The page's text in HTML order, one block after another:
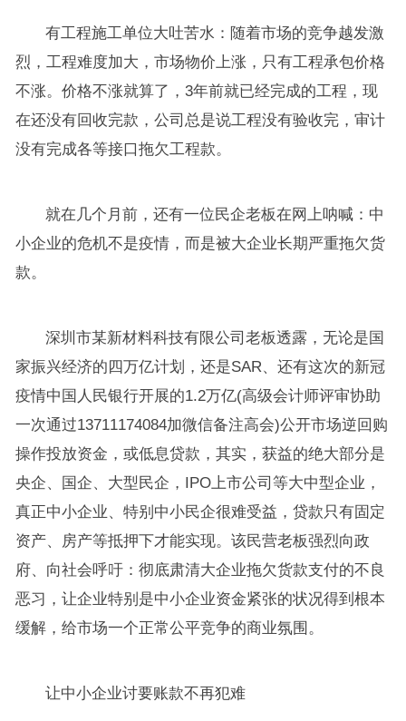
有工程施工单位大吐苦水：随着市场的竞争越发激
烈，工程难度加大，市场物价上涨，只有工程承包价格
不涨。价格不涨就算了，3年前就已经完成的工程，现
在还没有回收完款，公司总是说工程没有验收完，审计
没有完成各等接口拖欠工程款。
就在几个月前，还有一位民企老板在网上呐喊：中
小企业的危机不是疫情，而是被大企业长期严重拖欠货
款。
深圳市某新材料科技有限公司老板透露，无论是国
家振兴经济的四万亿计划，还是SAR、还有这次的新冠
疫情中国人民银行开展的1.2万亿(高级会计师评审协助
一次通过13711174084加微信备注高会)公开市场逆回购
操作投放资金，或低息贷款，其实，获益的绝大部分是
央企、国企、大型民企，IPO上市公司等大中型企业，
真正中小企业、特别中小民企很难受益，贷款只有固定
资产、房产等抵押下才能实现。该民营老板强烈向政
府、向社会呼吁：彻底肃清大企业拖欠货款支付的不良
恶习，让企业特别是中小企业资金紧张的状况得到根本
缓解，给市场一个正常公平竞争的商业氛围。
让中小企业讨要账款不再犯难